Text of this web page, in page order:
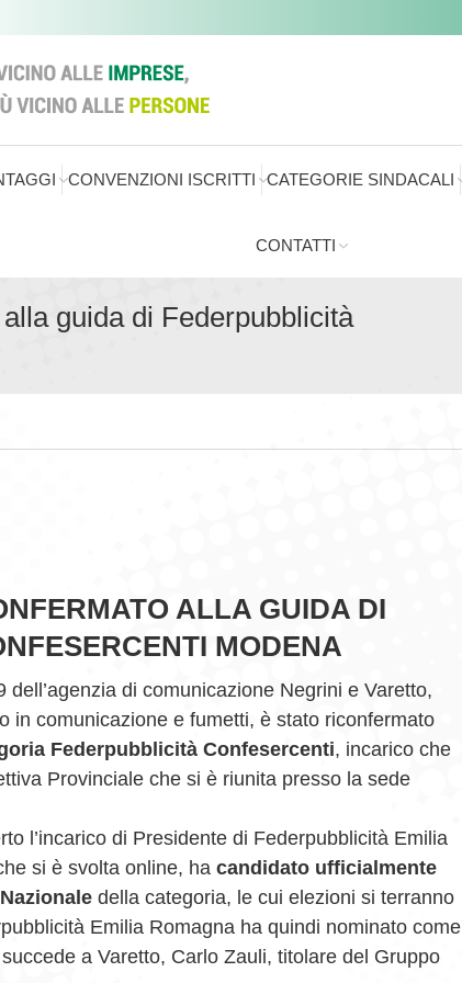
CONVENZIONI ISCRITTI CATEGORIE SINDACALI
CONTATTI
guida di Federpubblicità
ALLA GUIDA DI
MODENA
dell’agenzia di comunicazione Negrini e Varetto,
in comunicazione e fumetti, è stato riconfermato
Federpubblicità Confesercenti, incarico che
Provinciale che si è riunita presso la sede
l’incarico di Presidente di Federpubblicità Emilia
si è svolta online, ha candidato ufficialmente
della categoria, le cui elezioni si terranno
Emilia Romagna ha quindi nominato come
a Varetto, Carlo Zauli, titolare del Gruppo